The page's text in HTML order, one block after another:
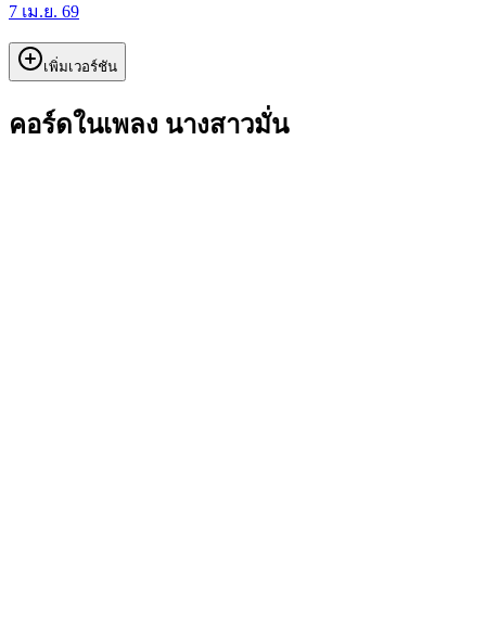
7 เม.ย. 69
เพิ่มเวอร์ชัน
คอร์ดในเพลง นางสาวมั่น